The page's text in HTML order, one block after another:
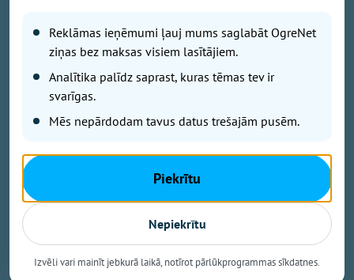
laukumā ikvienam būs iespēja bez maksas izmēģināt
sešus Omnigym āra trenažierus.
“Ar šo iniciatīvu mēs dodas iespēju jebkuram
iedzīvotājam nākt un izmēģināt visus šos produktus
stāsta Ogres novada pašvaldības domes
priekšsēdētāja vietnieks Jānis Iklāvs.
Trenažieru īpašā priekšrocība – iespējams regulēt
ceļamo svaru, tāpēc treniņš ir tikpat pilnvērtīgs kā
iekštelpu sporta zālē.
Reklāmas ieņēmumi ļauj mums saglabāt OgreNet
ziņas bez maksas visiem lasītājiem.
Analītika palīdz saprast, kuras tēmas tev ir
svarīgas.
Mēs nepārdodam tavus datus trešajām pusēm.
Piekrītu
Nepiekrītu
Izvēli vari mainīt jebkurā laikā, notīrot pārlūkprogrammas sīkdatnes.